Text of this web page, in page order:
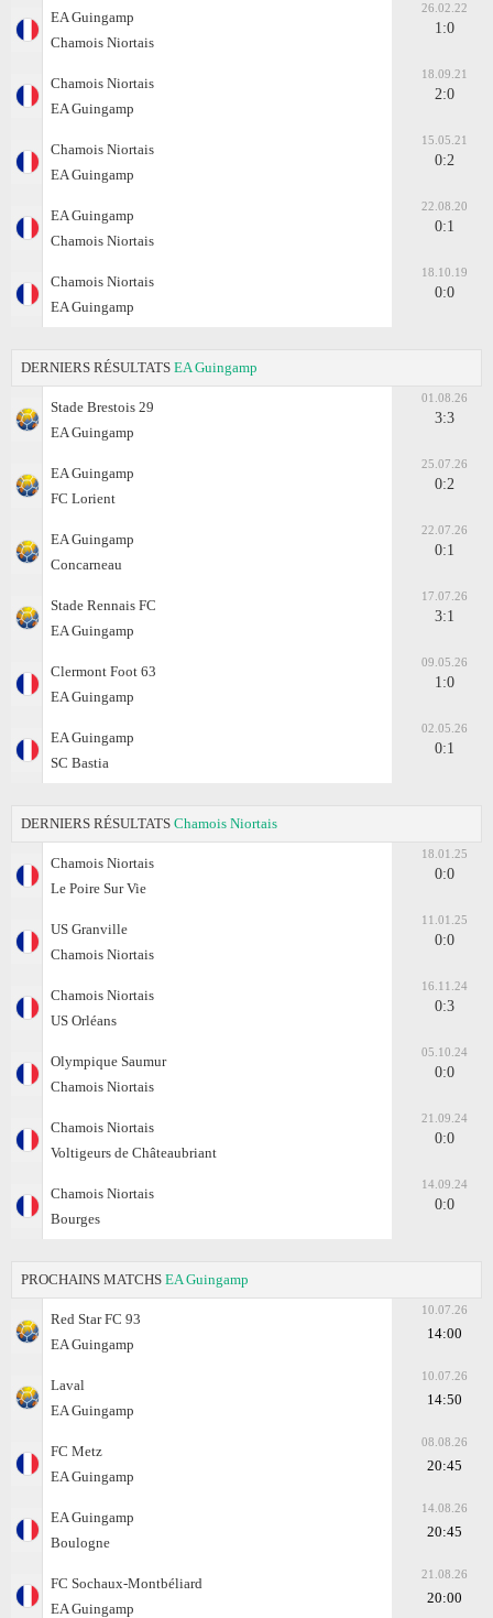
EA Guingamp
Chamois Niortais
26.02.22
1:0
Chamois Niortais
EA Guingamp
18.09.21
2:0
Chamois Niortais
EA Guingamp
15.05.21
0:2
EA Guingamp
Chamois Niortais
22.08.20
0:1
Chamois Niortais
EA Guingamp
18.10.19
0:0
DERNIERS RÉSULTATS EA Guingamp
Stade Brestois 29
EA Guingamp
01.08.26
3:3
EA Guingamp
FC Lorient
25.07.26
0:2
EA Guingamp
Concarneau
22.07.26
0:1
Stade Rennais FC
EA Guingamp
17.07.26
3:1
Clermont Foot 63
EA Guingamp
09.05.26
1:0
EA Guingamp
SC Bastia
02.05.26
0:1
DERNIERS RÉSULTATS Chamois Niortais
Chamois Niortais
Le Poire Sur Vie
18.01.25
0:0
US Granville
Chamois Niortais
11.01.25
0:0
Chamois Niortais
US Orléans
16.11.24
0:3
Olympique Saumur
Chamois Niortais
05.10.24
0:0
Chamois Niortais
Voltigeurs de Châteaubriant
21.09.24
0:0
Chamois Niortais
Bourges
14.09.24
0:0
PROCHAINS MATCHS EA Guingamp
Red Star FC 93
EA Guingamp
10.07.26
14:00
Laval
EA Guingamp
10.07.26
14:50
FC Metz
EA Guingamp
08.08.26
20:45
EA Guingamp
Boulogne
14.08.26
20:45
FC Sochaux-Montbéliard
EA Guingamp
21.08.26
20:00